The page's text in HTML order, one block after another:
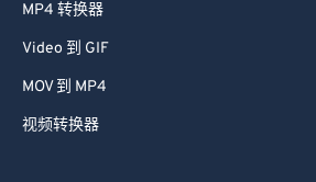
MP4 转换器
Video 到 GIF
MOV 到 MP4
视频转换器